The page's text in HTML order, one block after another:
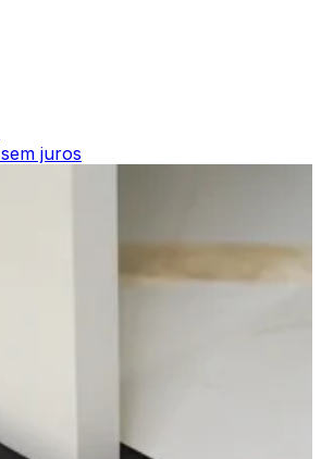
sem juros